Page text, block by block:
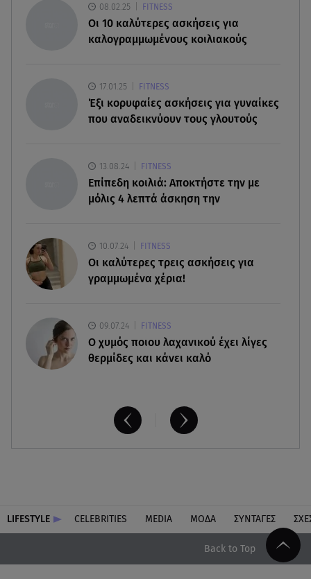
Κρήτη: Τουρίστας ρωτούσε πόσο να πληρώσει
για να ασελγήσει σε 10χρονη
αριθμοί για τα 32.000.000 ευρώ
07.08.26 , 21:03
07.08.26 , 21:00
MINI Aceman E: Τα αξεσουάρ για περιπετειώδεις
08.02.25 FITNESS
Oι 10 καλύτερες ασκήσεις για
καλογραμμωμένους κοιλιακούς
17.01.25 FITNESS
Έξι κορυφαίες ασκήσεις για γυναίκες
που αναδεικνύουν τους γλουτούς
13.08.24 FITNESS
Επίπεδη κοιλιά: Αποκτήστε την με
μόλις 4 λεπτά άσκηση την
10.07.24 FITNESS
Οι καλύτερες τρεις ασκήσεις για
γραμμωμένα χέρια!
09.07.24 FITNESS
O χυμός ποιου λαχανικού έχει λίγες
θερμίδες και κάνει καλό
LIFESTYLE CELEBRITIES MEDIA ΜΟΔΑ ΣΥΝΤΑΓΕΣ
Back to Top